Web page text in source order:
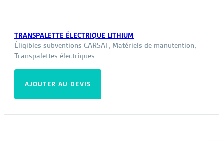
TRANSPALETTE ÉLECTRIQUE LITHIUM
Éligibles subventions CARSAT, Matériels de manutention,
Transpalettes électriques
AJOUTER AU DEVIS